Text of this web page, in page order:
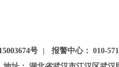
号 | 报警中心： 010-